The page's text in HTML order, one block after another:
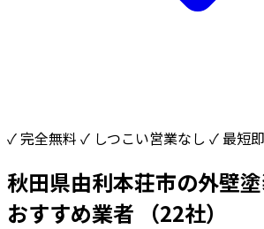
✓ 完全無料 ✓ しつこい営業なし ✓ 最短
秋田県由利本荘市の外壁
おすすめ業者
（22社）